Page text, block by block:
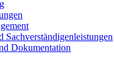
Sachverständigenleistungen
Dokumentation